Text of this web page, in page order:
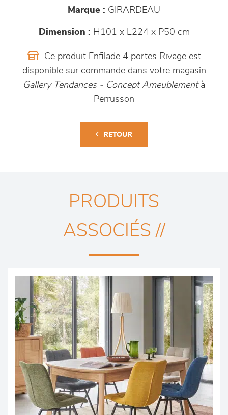
Marque : GIRARDEAU
Dimension : H101 x L224 x P50 cm
Ce produit Enfilade 4 portes Rivage est
disponible sur commande dans votre magasin
Gallery Tendances - Concept Ameublement à
Perrusson
RETOUR
PRODUITS
ASSOCIÉS //